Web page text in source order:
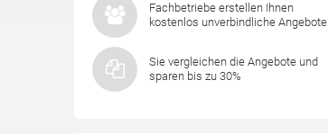
Fachbetriebe erstellen Ihnen
kostenlos unverbindliche Angebote
Sie vergleichen die Angebote und
sparen bis zu 30%